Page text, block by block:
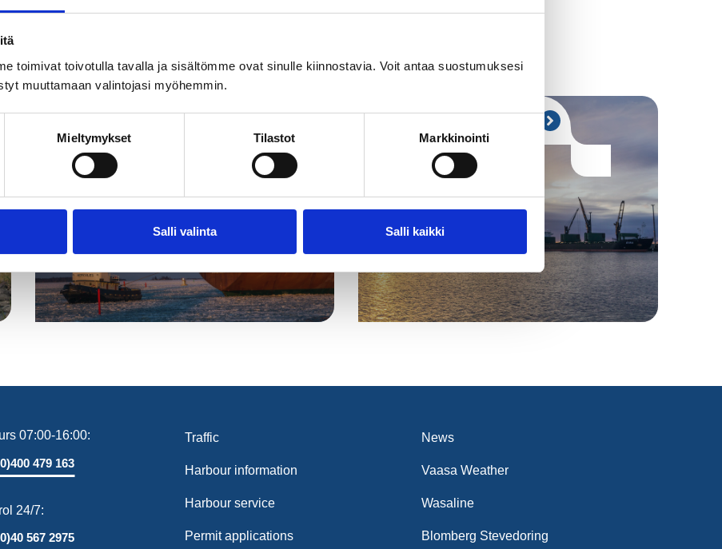
toimivat toivotulla tavalla ja sisältömme ovat sinulle kiinnostavia. Voit antaa suostumuksesi
muuttamaan valintojasi myöhemmin.
Mieltymykset Tilastot Markkinointi
Salli valinta Salli kaikki
If you need the current price
can be found
Pilotage and towage Fresh water
07:00-16:00:
479 163
24/7:
567 2975
Traffic
Harbour information
Harbour service
Permit applications
News
Vaasa Weather
Wasaline
Blomberg Stevedoring